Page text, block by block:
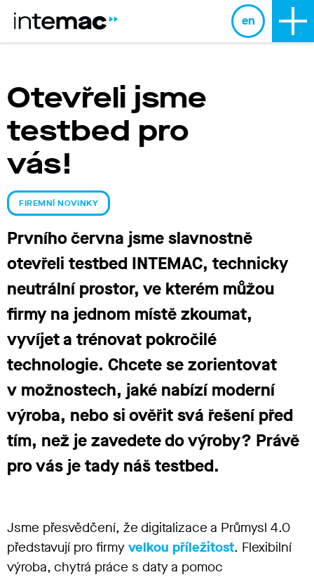
en
Otevřeli jsme
testbed pro
vás!
FIREMNÍ NOVINKY
Prvního června jsmeslavnostně
otevřeli testbed INTEMAC, technicky
neutrální prostor, ve kterém můžou
firmy na jednom místě zkoumat,
vyvíjet a trénovat pokročilé
technologie. Chcete se zorientovat
v možnostech, jaké nabízí moderní
výroba, nebo si ověřit svá řešení před
tím, než jezavedete do výroby? Právě
pro vás je tady náštestbed.
Jsme přesvědčení, že digitalizace a Průmysl 4.0
představují pro firmy velkou příležitost. Flexibilní
výroba, chytrá práce s daty a pomoc